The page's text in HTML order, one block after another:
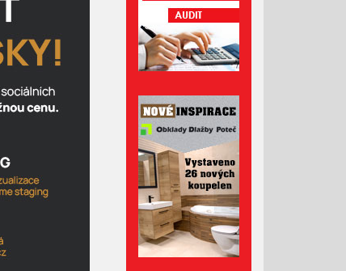
Květen 2024
Duben 2024
Březen 2024
Leden 2024
Prosinec 2023
Listopad 2023
Říjen 2023
Září 2023
Srpen 2023
Červenec 2023